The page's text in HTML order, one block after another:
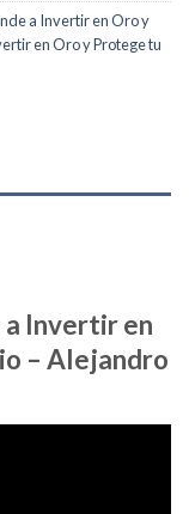
a Invertir en Oro y
en Oro y Protege tu
a Invertir en
– Alejandro